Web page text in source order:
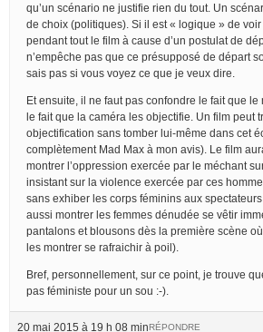
qu’un scénario ne justifie rien du tout. Un
de choix (politiques). Si il est « logique » de
pendant tout le film à cause d’un postulat de
n’empêche pas que ce présupposé de départ
sais pas si vous voyez ce que je veux dire.
Et ensuite, il ne faut pas confondre le fait que
le fait que la caméra les objectifie. Un film peut
objectification sans tomber lui-même dans cet
complètement Mad Max à mon avis). Le film
montrer l’oppression exercée par le méchant
insistant sur la violence exercée par ces
sans exhiber les corps féminins aux
aussi montrer les femmes dénudée se vêtir
pantalons et blousons dès la première scène
les montrer se rafraichir à poil).
Bref, personnellement, sur ce point, je trouve
pas féministe pour un sou :-).
20 mai 2015 à 19 h 08 minRÉPONDRE